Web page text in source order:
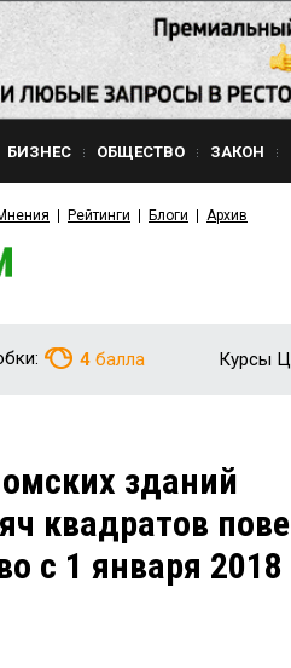
БИЗНЕС ОБЩЕСТВО ЗАКОН
Рейтинги Блоги Архив
4 балла Курсы
зданий
квадратов
с 1 января 2018